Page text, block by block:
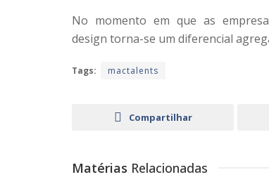
No momento em que as
design torna-se um diferencial
Tags: mactalents
Compartilhar
Matérias Relacionadas